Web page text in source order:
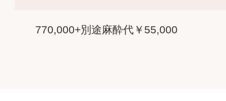
770,000+別途麻酔代￥55,000